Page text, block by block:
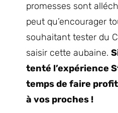
promesses sont
peut qu’encourager
souhaitant tester du
saisir cette aubaine.
tenté l’expérience
temps de faire
à vos proches !